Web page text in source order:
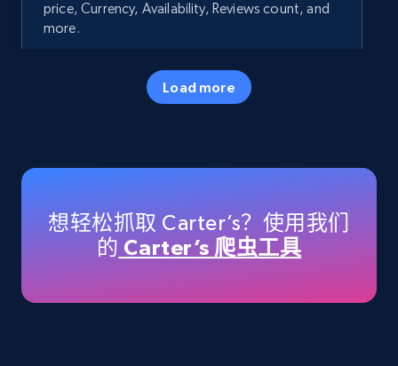
price, Currency, Availability, Reviews count, and
more.
5.7K+
Title, Seller name, Brand, Description, Initial
price, Currency, Availability, Reviews count, and
35.2K+ 5.7K+ 立即开始
Load more
想轻松抓取 Carter’s？使用我们
的 Carter’s 爬虫工具